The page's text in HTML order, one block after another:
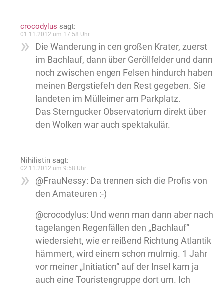
crocodylus sagt:
01.11.2012 um 17:58 Uhr
Die Wanderung in den großen Krater, zuerst
im Bachlauf, dann über Geröllfelder und dann
noch zwischen engen Felsen hindurch haben
meinen Bergstiefeln den Rest gegeben. Sie
landeten im Mülleimer am Parkplatz.
Das Sterngucker Observatorium direkt über
den Wolken war auch spektakulär.
Nihilistin sagt:
02.11.2012 um 9:58 Uhr
@FrauNessy: Da trennen sich die Profis von
den Amateuren :-)
@crocodylus: Und wenn man dann aber nach
tagelangen Regenfällen den „Bachlauf“
wiedersieht, wie er reißend Richtung Atlantik
hämmert, wird einem schon mulmig. 1 Jahr
vor meiner „Initiation“ auf der Insel kam ja
auch eine Touristengruppe dort um. Ich